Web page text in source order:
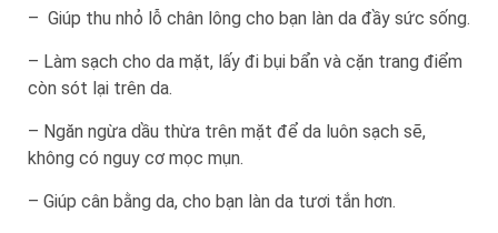
– Giúp thu nhỏ lỗ chân lông cho bạn làn da đầy sức sống.
– Làm sạch cho da mặt, lấy đi bụi bẩn và cặn trang điểm
còn sót lại trên da.
– Ngăn ngừa dầu thừa trên mặt để da luôn sạch sẽ,
không có nguy cơ mọc mụn.
– Giúp cân bằng da, cho bạn làn da tươi tắn hơn.